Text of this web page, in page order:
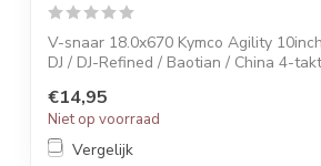
V-snaar 18.0x670 Kymco Agility
DJ / DJ-Refined / Baotian / China 4-
€14,95
Niet op voorraad
Vergelijk